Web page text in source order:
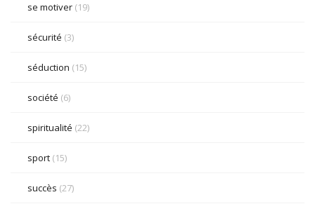
se motiver (19)
sécurité (3)
séduction (15)
société (6)
spiritualité (22)
sport (15)
succès (27)